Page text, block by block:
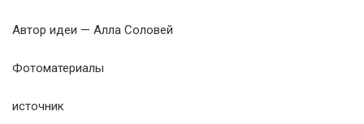
Автор идеи — Алла Соловей
Фотоматериалы
источник